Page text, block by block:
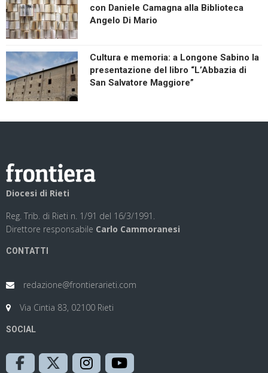
con Daniele Camagna alla Biblioteca
Angelo Di Mario
Cultura e memoria: a Longone Sabino la
presentazione del libro “L’Abbazia di
San Salvatore Maggiore”
Diocesi di Rieti
Reg. Trib. di Rieti n. 1/91 del 16/3/1991.
Direttore responsabile Carlo Cammoranesi
CONTATTI
redazione@frontierarieti.com
Via Cintia 83, 02100 Rieti
SOCIAL